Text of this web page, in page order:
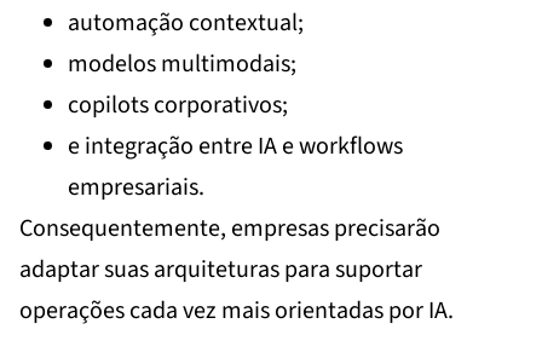
automação contextual;
modelos multimodais;
copilots corporativos;
e integração entre IA e workflows
empresariais.
Consequentemente, empresas precisarão
adaptar suas arquiteturas para suportar
operações cada vez mais orientadas por IA.